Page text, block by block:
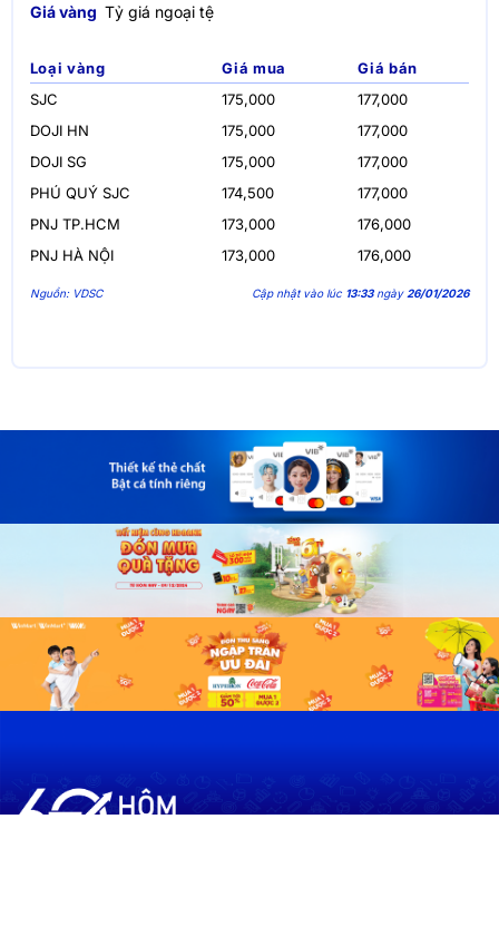
Giá vàng Tỷ giá ngoại tệ
Loại vàng Giá mua
Giá bán
SJC
175,000
177,000
DOJI HN
175,000
177,000
DOJI SG
175,000
177,000
PHÚ QUÝ SJC
174,500
177,000
PNJ TP.HCM
173,000
176,000
PNJ HÀ NỘI
173,000 176,000
Nguồn: VDSC Cập nhật vào lúc 13:33ngày 26/01/2026